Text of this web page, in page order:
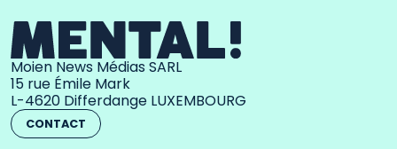
Moien News Médias SARL
15 rue Émile Mark
L-4620 Differdange LUXEMBOURG
CONTACT